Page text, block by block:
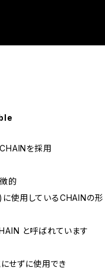
を採用
的
使用しているCHAINの形
と呼ばれています
せずに使用でき